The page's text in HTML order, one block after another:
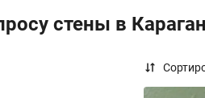
стены в